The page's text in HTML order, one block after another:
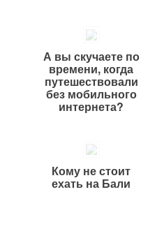
А вы скучаете по
времени, когда
путешествовали
без мобильного
интернета?
Кому не стоит
ехать на Бали